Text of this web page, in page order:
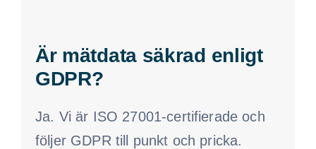
Är mätdata säkrad enligt
GDPR?
Ja. Vi är ISO 27001-certifierade och
följer GDPR till punkt och pricka.